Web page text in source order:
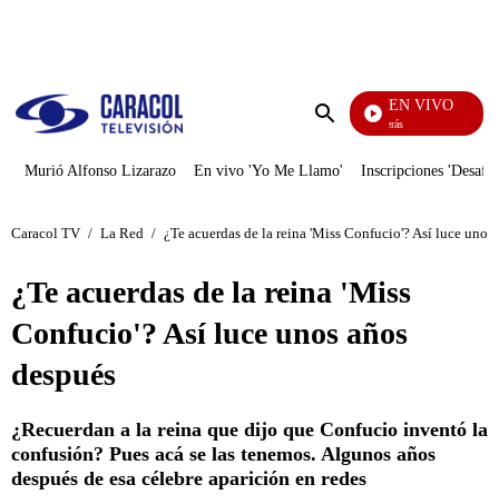
Enviar
EN VIVO
También Caerás
Murió Alfonso Lizarazo En vivo 'Yo Me Llamo' Inscripciones
Caracol TV / La Red / ¿Te acuerdas de la reina 'Miss Confucio'? Así luce unos
¿Te acuerdas de la reina 'Miss
Confucio'? Así luce unos años
después
¿Recuerdan a la reina que dijo que Confucio inventó la
confusión? Pues acá se las tenemos. Algunos años
después de esa célebre aparición en redes